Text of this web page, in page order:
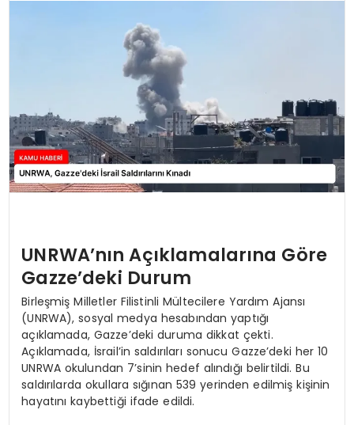
UNRWA’nın Açıklamalarına Göre
Gazze’deki Durum
Birleşmiş Milletler Filistinli Mültecilere Yardım Ajansı
(UNRWA), sosyal medya hesabından yaptığı
açıklamada, Gazze’deki duruma dikkat çekti.
Açıklamada, İsrail’in saldırıları sonucu Gazze’deki her 10
UNRWA okulundan 7’sinin hedef alındığı belirtildi. Bu
saldırılarda okullara sığınan 539 yerinden edilmiş kişinin
hayatını kaybettiği ifade edildi.